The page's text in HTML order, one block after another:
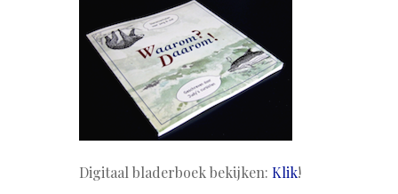
Digitaal bladerboek bekijken: Klik!